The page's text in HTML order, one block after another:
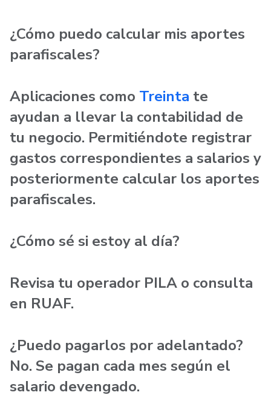
¿Cómo puedo calcular mis aportes
parafiscales?
Aplicaciones como Treinta te
ayudan a llevar la contabilidad de
tu negocio. Permitiéndote registrar
gastos correspondientes a salarios y
posteriormente calcular los aportes
parafiscales.
¿Cómo sé si estoy al día?
Revisa tu operador PILA o consulta
en RUAF.
¿Puedo pagarlos por adelantado?
No. Se pagan cada mes según el
salario devengado.